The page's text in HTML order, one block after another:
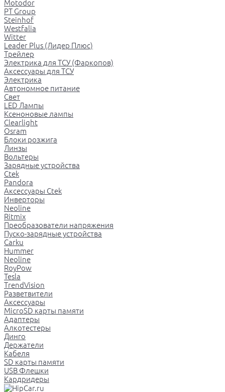
Motodor
PT Group
Steinhof
Westfalia
Witter
Leader Plus (Лидер Плюс)
Трейлер
Электрика для ТСУ (Фаркопов)
Аксессуары для ТСУ
Электрика
Автономное питание
Свет
LED Лампы
Ксеноновые лампы
Clearlight
Osram
Блоки розжига
Линзы
Вольтеры
Зарядные устройства
Ctek
Pandora
Аксессуары Ctek
Инверторы
Neoline
Ritmix
Преобразователи напряжения
Пуско-зарядные устройства
Carku
Hummer
Neoline
RoyPow
Tesla
TrendVision
Разветвители
Аксессуары
MicroSD карты памяти
Адаптеры
Алкотестеры
Динго
Держатели
Кабеля
SD карты памяти
USB Флешки
Кардридеры